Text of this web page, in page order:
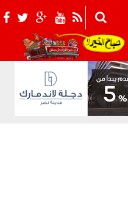
021_2.png